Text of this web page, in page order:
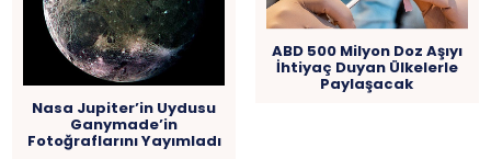
Nasa Jupiter’in Uydusu
Ganymade’in
Fotoğraflarını Yayımladı
ABD 500 Milyon Doz Aşıyı
İhtiyaç Duyan Ülkelerle
Paylaşacak